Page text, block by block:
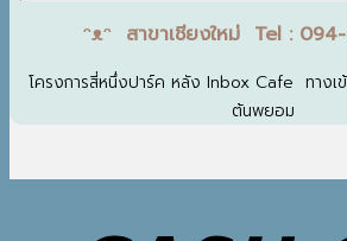
ᵔᴥᵔ สาขาเชียงใหม่ Tel :
โครงการสี่หนึ่งปาร์ค หลัง Inbox Cafe ทาง
ต้นพยอม